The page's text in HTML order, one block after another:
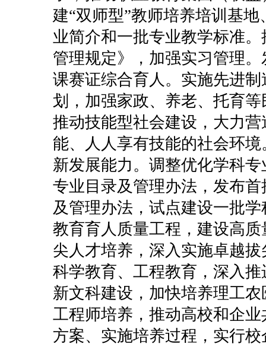
建“双师型”教师培养培训基
业简介和一批专业教学标准
管理规定》，加强实习管理
课赛证综合育人。实施先进
划，加强家政、养老、托育
推动技能型社会建设，大力
能、人人享有技能的社会环境
新发展能力。调整优化学科
专业目录及管理办法，发布
及管理办法，试点建设一批
教育育人质量工程，建设高
尖人才培养，深入实施卓越
科学教育、工程教育，深入
新文科建设，加快培养理工
工程师培养，推动高校和企
方案、实施培养过程，实行